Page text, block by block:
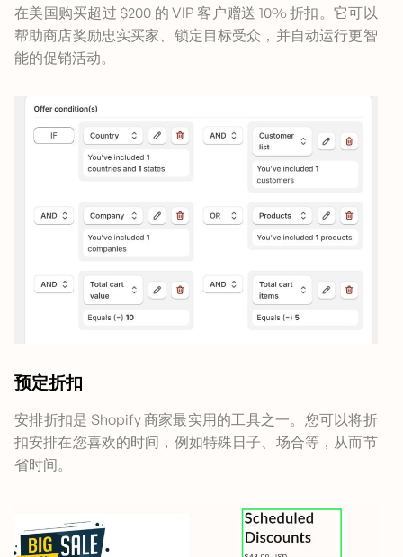
在美国购买超过 $200 的 VIP 客户赠送 10% 折扣。它可以
帮助商店奖励忠实买家、锁定目标受众，并自动运行更智
能的促销活动。
预定折扣
安排折扣是 Shopify 商家最实用的工具之一。您可以将折
扣安排在您喜欢的时间，例如特殊日子、场合等，从而节
省时间。